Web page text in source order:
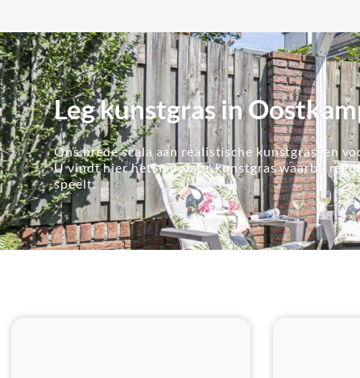
Leg kunstgras in
Ons brede scala aan realistische kunstgrassen
U vindt hier het 'mooiste' kunstgras waarbij
speelt.